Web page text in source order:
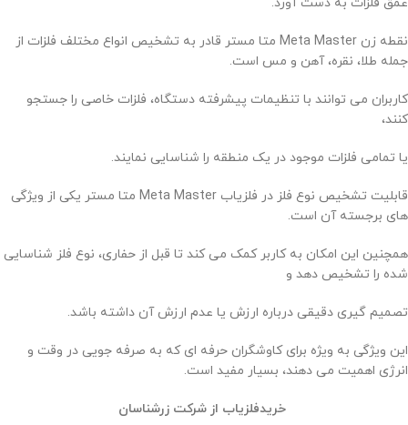
نقطه زن Meta Master متا مستر قادر به تشخیص انواع مختلف فلزات از
جمله طلا، نقره، آهن و مس است.
کاربران می‌ توانند با تنظیمات پیشرفته دستگاه، فلزات خاصی را جستجو
کنند،
یا تمامی فلزات موجود در یک منطقه را شناسایی نمایند.
قابلیت تشخیص نوع فلز در فلزیاب Meta Master متا مستر یکی از ویژگی‌
های برجسته آن است.
همچنین این امکان به کاربر کمک می‌ کند تا قبل از حفاری، نوع فلز شناسایی‌
شده را تشخیص دهد و
تصمیم‌ گیری دقیقی درباره ارزش یا عدم ارزش آن داشته باشد.
این ویژگی به ویژه برای کاوشگران حرفه‌ ای که به صرفه‌ جویی در وقت و
انرژی اهمیت می‌ دهند، بسیار مفید است.
خریدفلزیاب از شرکت زرشناسان